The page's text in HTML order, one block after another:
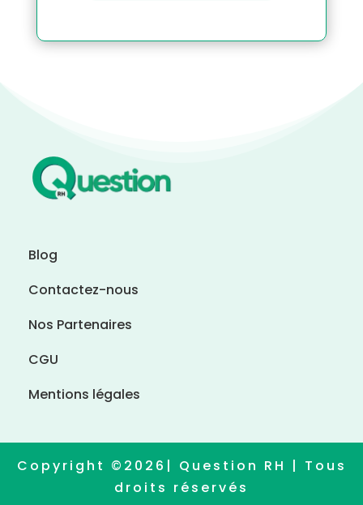
Blog
Contactez-nous
Nos Partenaires
CGU
Mentions légales
Copyright ©2026| Question RH | Tous
droits réservés